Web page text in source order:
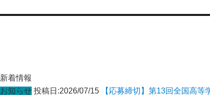
シ
新着情報
お知らせ 投稿日:2026/07/15
【応募締切】第13回全国高